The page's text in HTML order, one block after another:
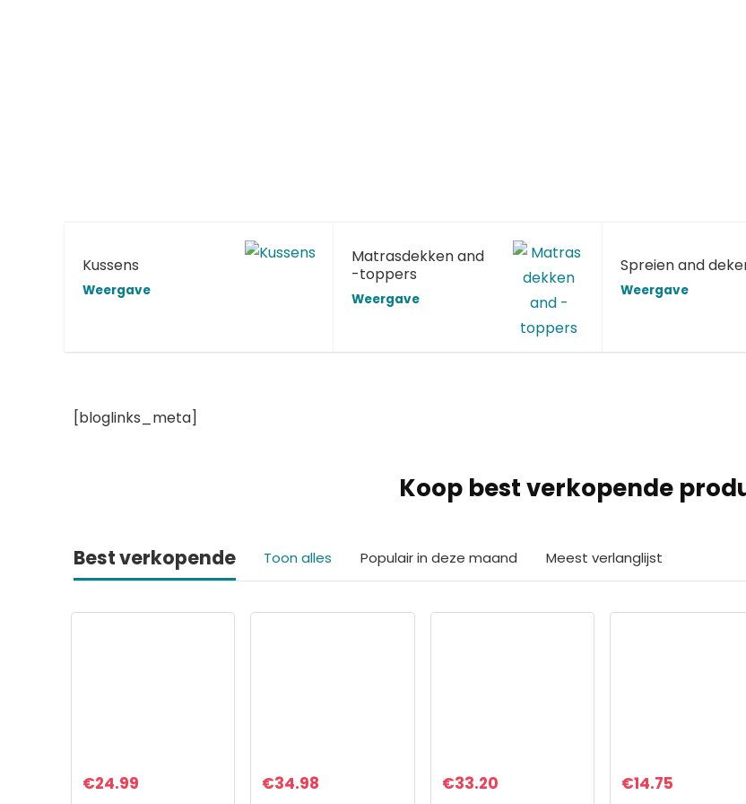
Kussens
Weergave
Matrasdekken and
-toppers
Weergave
Spreien and
Weergave
[bloglinks_meta]
Koop best verkopende
Best verkopende Toon alles Populair in deze maand Meest verlanglijst
€24.99 €34.98 €33.20 €14.75